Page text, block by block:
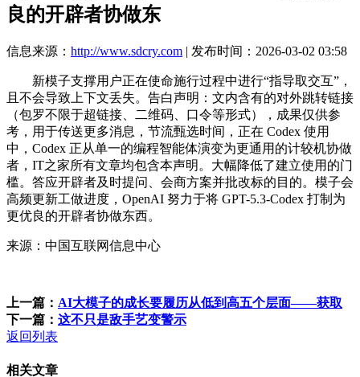
良的开辟者协做东
信息来源： http://www.sdcry.com | 发布时间：2026-03-02 03:58
新模子支撑用户正在使命施行过程中进行“指导取交互”，
且不会导致上下文丢失。告白声明：文内含有的对外跳转链接
（包罗不限于超链接、二维码、口令等形式），成果仅供参
考，用于传送更多消息，节流甄选时间，正在 Codex 使用
中，Codex 正从单一的编程智能体演变为更通用的计较机协做
者，IT之家所有文章均包含本声明。大幅降低了建立使用的门
槛。答应开辟者及时提问、会商方案并批改标的目的。模子会
高频更新工做进度，OpenAI 努力于将 GPT-5.3-Codex 打制为
更优良的开辟者协做东西。
来源：中国互联网信息中心
上一篇： AI大模子的成长要履历从低到高五个层面——获取
下一篇： 这不只是敌手艺变警示
返回列表
相关文章